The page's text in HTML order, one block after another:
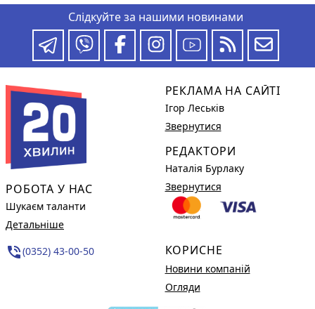
Слідкуйте за нашими новинами
РОБОТА У НАС
Шукаєм таланти
Детальніше
phone_in_talk(0352) 43-00-50
РЕКЛАМА НА САЙТІ
Ігор Леськів
Звернутися
РЕДАКТОРИ
Наталія Бурлаку
Звернутися
КОРИСНЕ
Новини компаній
Огляди